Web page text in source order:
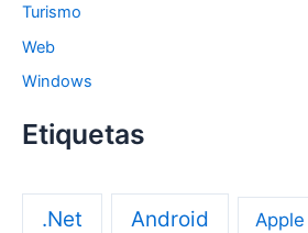
Turismo
Web
Windows
Etiquetas
.Net Android Apple